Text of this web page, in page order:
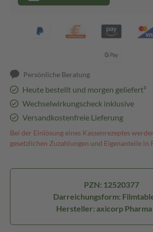
Persönliche Beratung
Heute bestellt und morgen geliefert³
Wechselwirkungscheck inklusive
Versandkostenfreie Lieferung
Bei der Einlösung eines Kassenrezeptes
gesetzlichen Zuzahlungen und Eigenanteile in
PZN: 12520377
Darreichungsform:
Hersteller: axicorp Pharma